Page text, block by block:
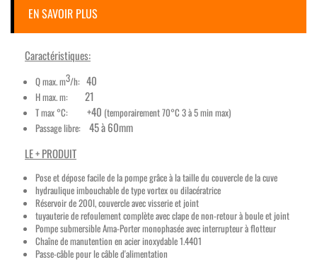
EN SAVOIR PLUS
Caractéristiques:
Q max. m3/h: 40
H max. m: 21
T max °C: +40 (temporairement 70°C 3 à 5 min max)
Passage libre: 45 à 60mm
LE + PRODUIT
Pose et dépose facile de la pompe grâce à la taille du couvercle de la cuve
hydraulique imbouchable de type vortex ou dilacératrice
Réservoir de 200l, couvercle avec visserie et joint
tuyauterie de refoulement complète avec clape de non-retour à boule et joint
Pompe submersible Ama-Porter monophasée avec interrupteur à flotteur
Chaîne de manutention en acier inoxydable 1.4401
Passe-câble pour le câble d'alimentation